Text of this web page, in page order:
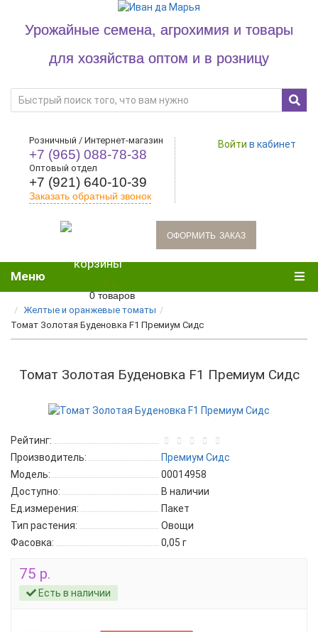
Урожайные семена, агрохимия и товары
для хозяйства оптом и в розницу
Розничный / Интернет-магазин
+7 (965) 088-78-38
Оптовый отдел
+7 (921) 640-10-39
Заказать обратный звонок
Войти в кабинет
oформить заказ
0 товаров
Меню
Желтые и оранжевые томаты
Томат Золотая Буденовка F1 Премиум Сидс
Томат Золотая Буденовка F1 Премиум Сидс
Рейтинг:
Производитель:
Премиум Сидс
Модель:
00014958
Доступно:
В наличии
Ед.измерения:
Пакет
Тип растения:
Овощи
Фасовка:
0,05 г
75 р.
Есть в наличии